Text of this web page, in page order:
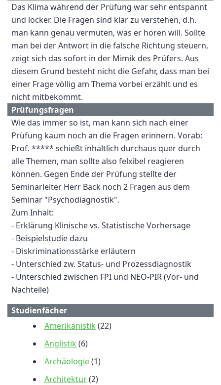
Das Klima während der Prüfung war sehr entspannt
und locker. Die Fragen sind klar zu verstehen, d.h.
man kann genau vermuten, was er hören will. Sollte
man bei der Antwort in die falsche Richtung steuern,
zeigt sich das sofort in der Mimik des Prüfers. Aus
diesem Grund besteht nicht die Gefahr, dass man bei
einer Frage völlig am Thema vorbei erzählt und es
nicht mitbekommt.
Prüfungsfragen
Wie das immer so ist, man kann sich nach einer
Prüfung kaum noch an die Fragen erinnern. Vorab:
Prof. ***** schießt inhaltlich durchaus quer durch
alle Themen, man sollte also felxibel reagieren
können. Gegen Ende der Prüfung stellte der
Seminarleiter Herr Back noch 2 Fragen aus dem
Seminar "Psychodiagnostik".
Zum Inhalt:
- Erklärung Klinische vs. Statistische Vorhersage
- Beispielstudie dazu
- Diskriminationsstärke erläutern
- Unterschied zw. Status- und Prozessdiagnostik
- Unterschied zwischen FPI und NEO-PIR (Vor- und
Nachteile)
Studienfächer
Amerikanistik (22)
Anglistik (6)
Archäologie(1)
Architektur(2)